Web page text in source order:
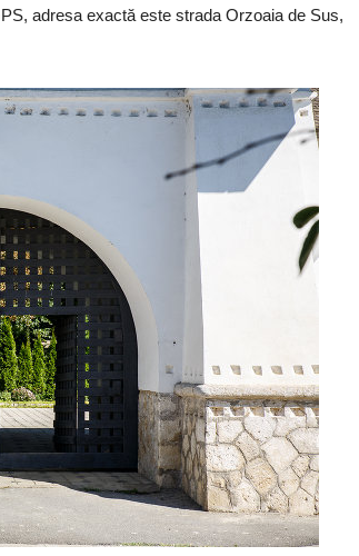
adresa exactă este strada Orzoaia de Sus,